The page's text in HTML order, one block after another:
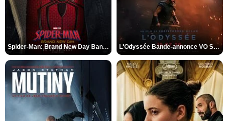
Spider-Man: Brand New Day Bande-annonce VO STFR L'Odyssée Bande-annonce VO STFR